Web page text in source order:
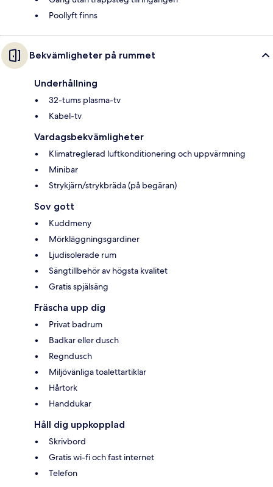
Poollyft finns
Bekvämligheter på rummet
Underhållning
32-tums plasma-tv
Kabel-tv
Vardagsbekvämligheter
Klimatreglerad luftkonditionering och uppvärmning
Minibar
Strykjärn/strykbräda (på begäran)
Sov gott
Kuddmeny
Mörkläggningsgardiner
Ljudisolerade rum
Sängtillbehör av högsta kvalitet
Gratis spjälsäng
Fräscha upp dig
Privat badrum
Badkar eller dusch
Regndusch
Miljövänliga toalettartiklar
Hårtork
Handdukar
Håll dig uppkopplad
Skrivbord
Gratis wi-fi och fast internet
Telefon